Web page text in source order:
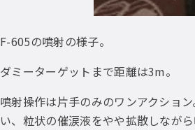
F-605の噴射の様子。
ダミーターゲットまで距離は3m。
噴射操作は片手のみのワンアクショ
い、粒状の催涙液をやや拡散しなが